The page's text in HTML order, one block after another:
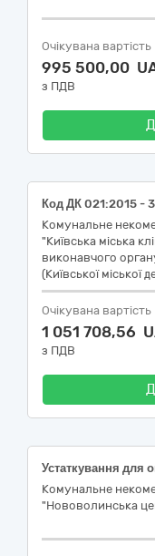
Очікувана вартість
995 500,00
з ПДВ
Комунальне
"Київська міська
виконавчого
(Київської міської
Очікувана вартість
1 051 708,56
з ПДВ
Комунальне
"Нововолинська